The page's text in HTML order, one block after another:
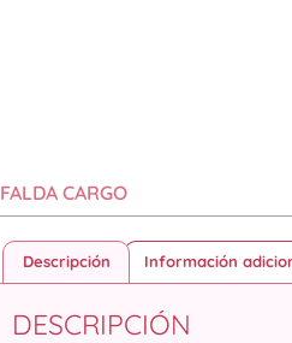
FALDA CARGO
Descripción Información
DESCRIPCIÓN